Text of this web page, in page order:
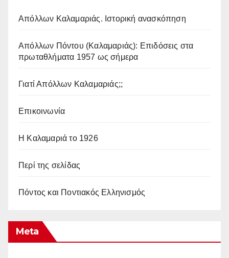
Απόλλων Καλαμαριάς. Iστορική ανασκόπηση
Απόλλων Πόντου (Καλαμαριάς): Επιδόσεις στα
πρωταθλήματα 1957 ως σήμερα
Γιατί Απόλλων Καλαμαριάς;;
Επικοινωνία
Η Καλαμαριά το 1926
Περί της σελίδας
Πόντος και Ποντιακός Ελληνισμός
Meta